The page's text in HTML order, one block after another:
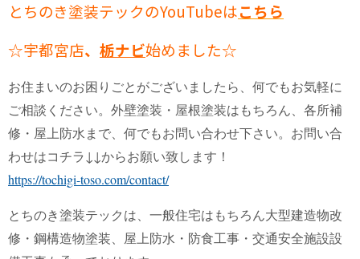
とちのき塗装テックのYouTubeはこちら
☆宇都宮店、 栃ナビ始めました☆
お住まいのお困りごとがございましたら、何でもお気軽に
ご相談ください。外壁塗装・屋根塗装はもちろん、各所補
修・屋上防水まで、何でもお問い合わせ下さい。お問い合
わせはコチラ↓↓からお願い致します！
https://tochigi-toso.com/contact/
とちのき塗装テックは、一般住宅はもちろん大型建造物改
修・鋼構造物塗装、屋上防水・防食工事・交通安全施設設